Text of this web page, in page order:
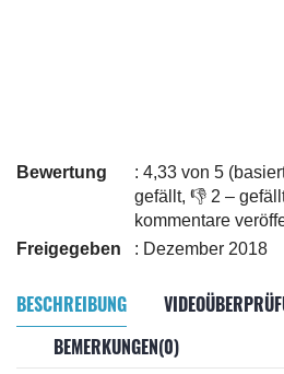
Bewertung
: 4,33 von 5
gefällt, 👎 2 –
kommentare
Freigegeben
: Dezember 2018
BESCHREIBUNG
BEMERKUNGEN(0)